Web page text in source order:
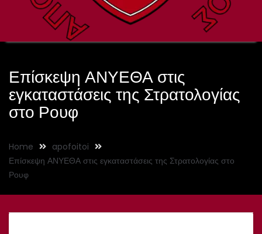
Επίσκεψη ΑΝΥΕΘΑ στις
εγκαταστάσεις της Στρατολογίας
στο Ρουφ
Home
apofoitoi
Επίσκεψη ΑΝΥΕΘΑ στις εγκαταστάσεις της Στρατολογίας στο
Ρουφ